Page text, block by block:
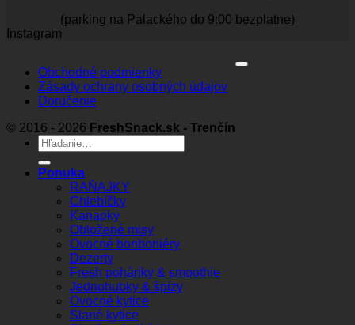
(parking na Palackého do 9:00 bezplatne)
Instagram
Obchodné podmienky
Zásady ochrany osobných údajov
Doručenie
© 2016 - 2026 FreshSnack.sk - Trenčín
Hľadať:
Ponuka
RAŇAJKY
Chlebíčky
Kanapky
Obložené misy
Ovocné bonboniéry
Dezerty
Fresh poháriky & smoothie
Jednohubky & špízy
Ovocné kytice
Slané kytice